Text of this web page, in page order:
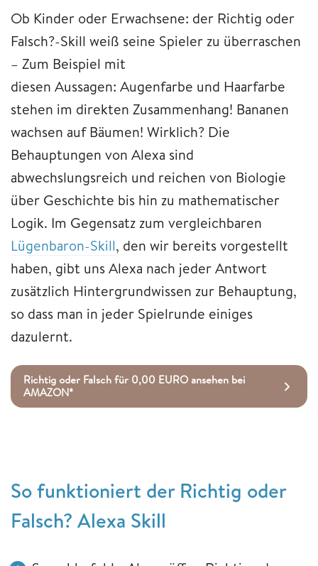
Ob Kinder oder Erwachsene: der Richtig oder
Falsch?-Skill weiß seine Spieler zu überraschen
– Zum Beispiel mit
diesen Aussagen: Augenfarbe und Haarfarbe
stehen im direkten Zusammenhang! Bananen
wachsen auf Bäumen! Wirklich? Die
Behauptungen von Alexa sind
abwechslungsreich und reichen von Biologie
über Geschichte bis hin zu mathematischer
Logik. Im Gegensatz zum vergleichbaren
Lügenbaron-Skill, den wir bereits vorgestellt
haben, gibt uns Alexa nach jeder Antwort
zusätzlich Hintergrundwissen zur Behauptung,
so dass man in jeder Spielrunde einiges
dazulernt.
Richtig oder Falsch für 0,00 EURO ansehen bei
AMAZON*
So funktioniert der Richtig oder
Falsch? Alexa Skill